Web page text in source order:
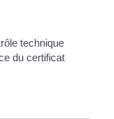
technique
du certificat